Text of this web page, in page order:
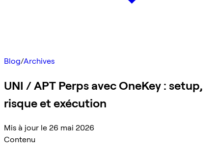
Blog/Archives
UNI / APT Perps avec OneKey : setup,
risque et exécution
Mis à jour le 26 mai 2026
Contenu